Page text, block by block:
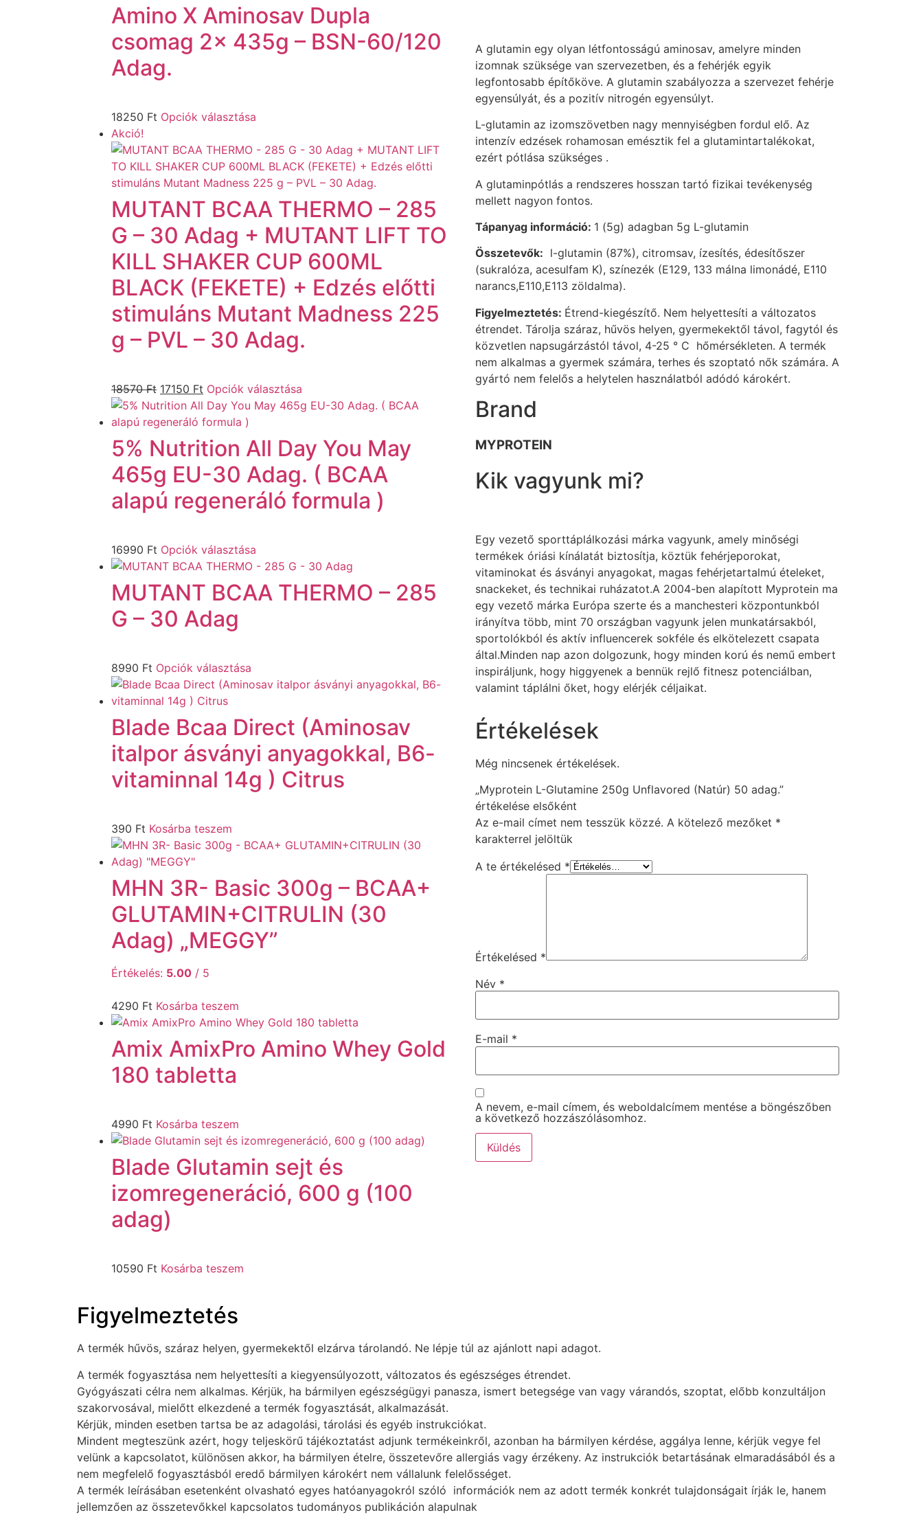
Amino X Aminosav Dupla
csomag 2x 435g – BSN-60/120
Adag.
18250 Ft Opciók választása
Akció!
MUTANT BCAA THERMO – 285
G – 30 Adag + MUTANT LIFT TO
KILL SHAKER CUP 600ML
BLACK (FEKETE) + Edzés előtti
stimuláns Mutant Madness 225
g – PVL – 30 Adag.
18570Ft 17150 Ft Opciók választása
5% Nutrition All Day You May
465g EU-30 Adag. ( BCAA
alapú regeneráló formula )
16990 Ft Opciók választása
MUTANT BCAA THERMO – 285
G – 30 Adag
8990 Ft Opciók választása
Blade Bcaa Direct (Aminosav
italpor ásványi anyagokkal, B6-
vitaminnal 14g ) Citrus
390 Ft Kosárba teszem
MHN 3R- Basic 300g – BCAA+
GLUTAMIN+CITRULIN (30
Adag) „MEGGY”
Értékelés: 5.00 / 5
4290 Ft Kosárba teszem
Amix AmixPro Amino Whey Gold
180 tabletta
4990 Ft Kosárba teszem
Blade Glutamin sejt és
izomregeneráció, 600 g (100
adag)
10590 Ft Kosárba teszem
A glutamin egy olyan létfontosságú aminosav, amelyre minden
izomnak szüksége van szervezetben, és a fehérjék egyik
legfontosabb építőköve. A glutamin szabályozza a szervezet fehérje
egyensúlyát, és a pozitív nitrogén egyensúlyt.
L-glutamin az izomszövetben nagy mennyiségben fordul elő. Az
intenzív edzések rohamosan emésztik fel a glutamintartalékokat,
ezért pótlása szükséges .
A glutaminpótlás a rendszeres hosszan tartó fizikai tevékenység
mellett nagyon fontos.
Tápanyag információ: 1 (5g) adagban 5g L-glutamin
Összetevők: l-glutamin (87%), citromsav, ízesítés, édesítőszer
(sukralóza, acesulfam K), színezék (E129, 133 málna limonádé, E110
narancs,E110,E113 zöldalma).
Figyelmeztetés: Étrend-kiegészítő. Nem helyettesíti a változatos
étrendet. Tárolja száraz, hűvös helyen, gyermekektől távol, fagytól és
közvetlen napsugárzástól távol, 4-25 ° C hőmérsékleten. A termék
nem alkalmas a gyermek számára, terhes és szoptató nők számára. A
gyártó nem felelős a helytelen használatból adódó károkért.
Brand
MYPROTEIN
Kik vagyunk mi?
Egy vezető sporttáplálkozási márka vagyunk, amely minőségi
termékek óriási kínálatát biztosítja, köztük fehérjeporokat,
vitaminokat és ásványi anyagokat, magas fehérjetartalmú ételeket,
snackeket, és technikai ruházatot.A 2004-ben alapított Myprotein ma
egy vezető márka Európa szerte és a manchesteri központunkból
irányítva több, mint 70 országban vagyunk jelen munkatársakból,
sportolókból és aktív influencerek sokféle és elkötelezett csapata
által.Minden nap azon dolgozunk, hogy minden korú és nemű embert
inspiráljunk, hogy higgyenek a bennük rejlő fitnesz potenciálban,
valamint táplálni őket, hogy elérjék céljaikat.
Értékelések
Még nincsenek értékelések.
„Myprotein L-Glutamine 250g Unflavored (Natúr) 50 adag.”
értékelése elsőként
Az e-mail címet nem tesszük közzé. A kötelező mezőket *
karakterrel jelöltük
A te értékelésed *
Értékelésed *
Név *
E-mail *
A nevem, e-mail címem, és weboldalcímem mentése a böngészőben
a következő hozzászólásomhoz.
Figyelmeztetés
A termék hűvös, száraz helyen, gyermekektől elzárva tárolandó. Ne lépje túl az ajánlott napi adagot.
A termék fogyasztása nem helyettesíti a kiegyensúlyozott, változatos és egészséges étrendet.
Gyógyászati célra nem alkalmas. Kérjük, ha bármilyen egészségügyi panasza, ismert betegsége van vagy várandós, szoptat, előbb konzultáljon
szakorvosával, mielőtt elkezdené a termék fogyasztását, alkalmazását.
Kérjük, minden esetben tartsa be az adagolási, tárolási és egyéb instrukciókat.
Mindent megteszünk azért, hogy teljeskörű tájékoztatást adjunk termékeinkről, azonban ha bármilyen kérdése, aggálya lenne, kérjük vegye fel
velünk a kapcsolatot, különösen akkor, ha bármilyen ételre, összetevőre allergiás vagy érzékeny. Az instrukciók betartásának elmaradásából és a
nem megfelelő fogyasztásból eredő bármilyen károkért nem vállalunk felelősséget.
A termék leírásában esetenként olvasható egyes hatóanyagokról szóló információk nem az adott termék konkrét tulajdonságait írják le, hanem
jellemzően az összetevőkkel kapcsolatos tudományos publikáción alapulnak